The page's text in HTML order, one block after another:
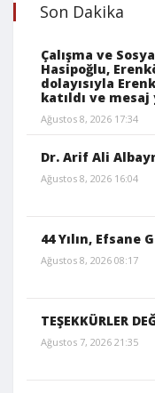
Son Dakika
Çalışma ve
Hasipoğlu,
dolayısıyla
katıldı ve mesaj
Ağustos 8, 2026 17:34
Dr. Arif Ali
Ağustos 8, 2026 16:04
44 Yılın, Efsane
Ağustos 8, 2026 08:17
TEŞEKKÜRLER
Ağustos 7, 2026 21:35